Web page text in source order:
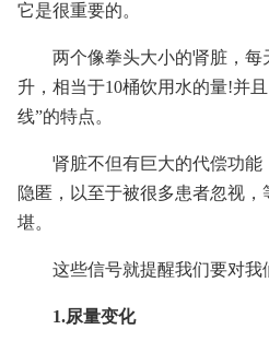
它是很重要的。
两个像拳头大小的肾脏，每
升，相当于10桶饮用水的量!并
线”的特点。
肾脏不但有巨大的代偿功
隐匿，以至于被很多患者忽视
堪。
这些信号就提醒我们要对我
1.尿量变化